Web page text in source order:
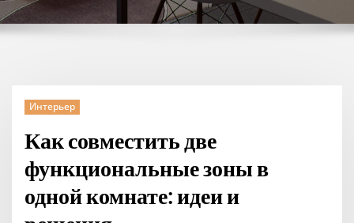
Интерьер
Как совместить две
функциональные зоны в
одной комнате: идеи и